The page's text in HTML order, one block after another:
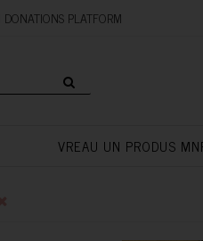
VREAU UN PRODUS